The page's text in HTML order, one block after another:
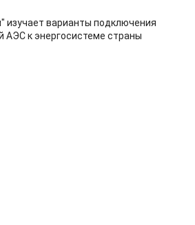
изучает варианты подключения
АЭС к энергосистеме страны